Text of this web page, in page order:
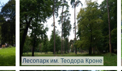
Лесопарк им. Теодора Кроне